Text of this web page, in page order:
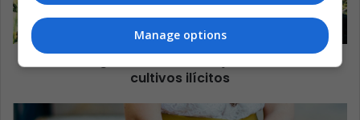
Pence exige a Colombia atajar aumento en
cultivos ilícitos
Manage options